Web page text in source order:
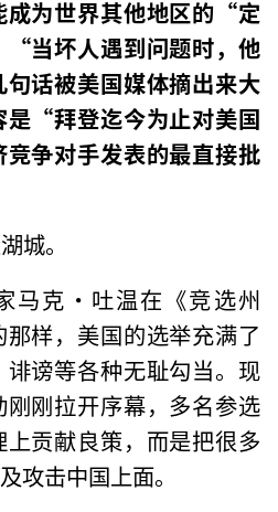
为世界其他地区的“定
当坏人遇到问题时，他
话被美国媒体摘出来大
是“拜登迄今为止对美国
争对手发表的最直接批
城。
马克·吐温在《竞选州
样，美国的选举充满了
谤等各种无耻勾当。现
刚拉开序幕，多名参选
贡献良策，而是把很多
攻击中国上面。